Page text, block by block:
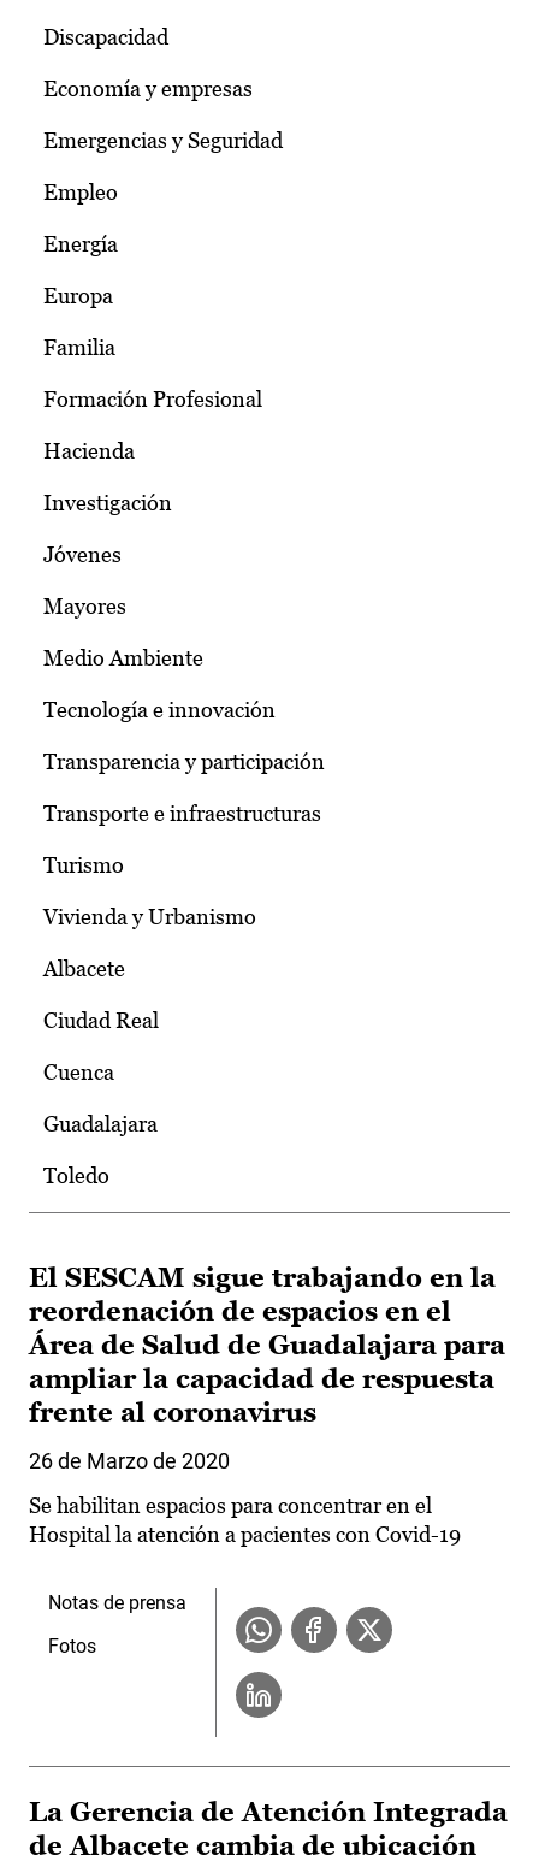
Discapacidad
Economía y empresas
Emergencias y Seguridad
Empleo
Energía
Europa
Familia
Formación Profesional
Hacienda
Investigación
Jóvenes
Mayores
Medio Ambiente
Tecnología e innovación
Transparencia y participación
Transporte e infraestructuras
Turismo
Vivienda y Urbanismo
Albacete
Ciudad Real
Cuenca
Guadalajara
Toledo
El SESCAM sigue trabajando en la
reordenación de espacios en el
Área de Salud de Guadalajara para
ampliar la capacidad de respuesta
frente al coronavirus
26 de Marzo de 2020
Se habilitan espacios para concentrar en el
Hospital la atención a pacientes con Covid-19
Notas de prensa
Fotos
La Gerencia de Atención Integrada
de Albacete cambia de ubicación